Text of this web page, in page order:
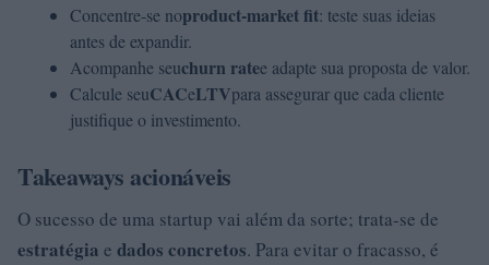
Concentre-se noproduct-market fit: teste suas ideias
antes de expandir.
Acompanhe seuchurn ratee adapte sua proposta de valor.
Calcule seuCACeLTVpara assegurar que cada cliente
justifique o investimento.
Takeaways acionáveis
O sucesso de uma startup vai além da sorte; trata-se de
estratégia e dados concretos. Para evitar o fracasso, é